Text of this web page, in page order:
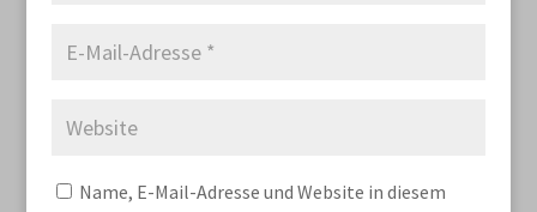
Name, E-Mail-Adresse und Website in diesem